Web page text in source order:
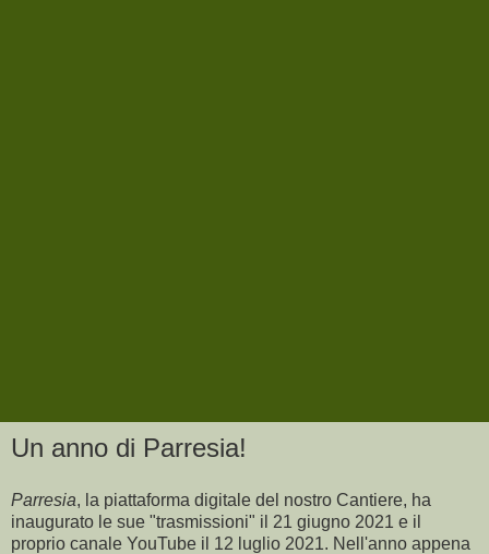
Un anno di Parresia!
Parresia, la piattaforma digitale del nostro Cantiere, ha
inaugurato le sue "trasmissioni" il 21 giugno 2021 e il
proprio canale YouTube il 12 luglio 2021. Nell'anno appena